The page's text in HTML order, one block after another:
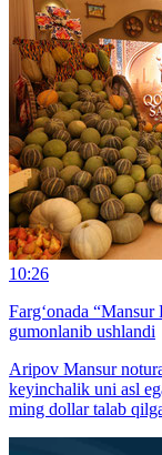
10:26
Farg‘onada
gumonlanib ushlandi
Aripov Mansur
keyinchalik uni asl
ming dollar talab